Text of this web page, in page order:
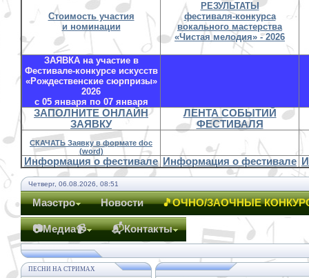
Стоимость участия
и номинации
РЕЗУЛЬТАТЫ
фестиваля-конкурса
вокального мастерства
«Чистая мелодия» - 2026
ЗАЯВКА на участие в
Фестивале-конкурсе искусств
«Рождественские сюрпризы»
2026
с 05 января по 07 января
ЗАПОЛНИТЕ ОНЛАЙН
ЗАЯВКУ
ЛЕНТА СОБЫТИЙ
ФЕСТИВАЛЯ
СКАЧАТЬ Заявку в формате doc
(word)
Информация о фестивале Информация о фестивале
Четверг, 06.08.2026, 08:51
Маэстро Новости 🎵ОЧНО/ЗАОЧНЫЕ
📷Медиа📹 📬Контакты
ПЕСНИ НА СТРИМАХ